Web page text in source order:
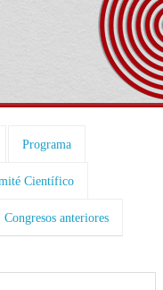
Programa
Científico
Congresos anteriores